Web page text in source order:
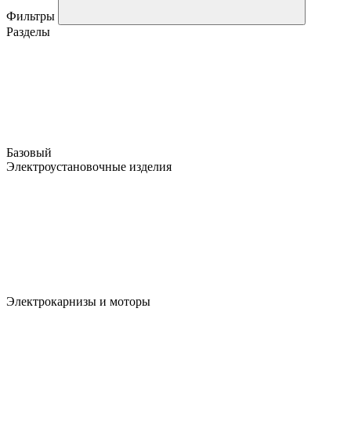
Фильтры
Разделы
Базовый
Электроустановочные изделия
Электрокарнизы и моторы